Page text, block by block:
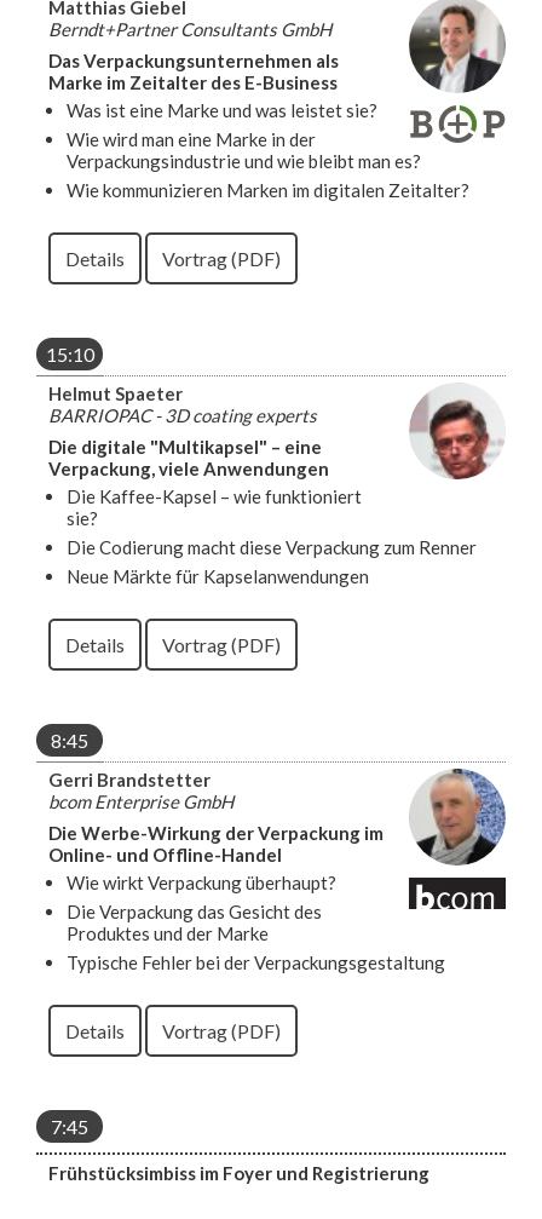
Matthias Giebel
Berndt+Partner Consultants GmbH
Das Verpackungsunternehmen als
Marke im Zeitalter des E-Business
Was ist eine Marke und was leistet sie?
Wie wird man eine Marke in der
Verpackungsindustrie und wie bleibt man es?
Wie kommunizieren Marken im digitalen Zeitalter?
Details Vortrag (PDF)
15:10
Helmut Spaeter
BARRIOPAC - 3D coating experts
Die digitale "Multikapsel" – eine
Verpackung, viele Anwendungen
Die Kaffee-Kapsel – wie funktioniert
sie?
Die Codierung macht diese Verpackung zum Renner
Neue Märkte für Kapselanwendungen
Details Vortrag (PDF)
8:45
Gerri Brandstetter
bcom Enterprise GmbH
Die Werbe-Wirkung der Verpackung im
Online- und Offline-Handel
Wie wirkt Verpackung überhaupt?
Die Verpackung das Gesicht des
Produktes und der Marke
Typische Fehler bei der Verpackungsgestaltung
Details Vortrag (PDF)
7:45
Frühstücksimbiss im Foyer und Registrierung